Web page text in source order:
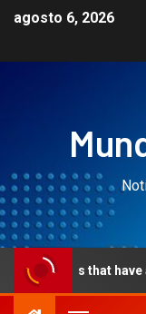
agosto 6, 2026
have a massive